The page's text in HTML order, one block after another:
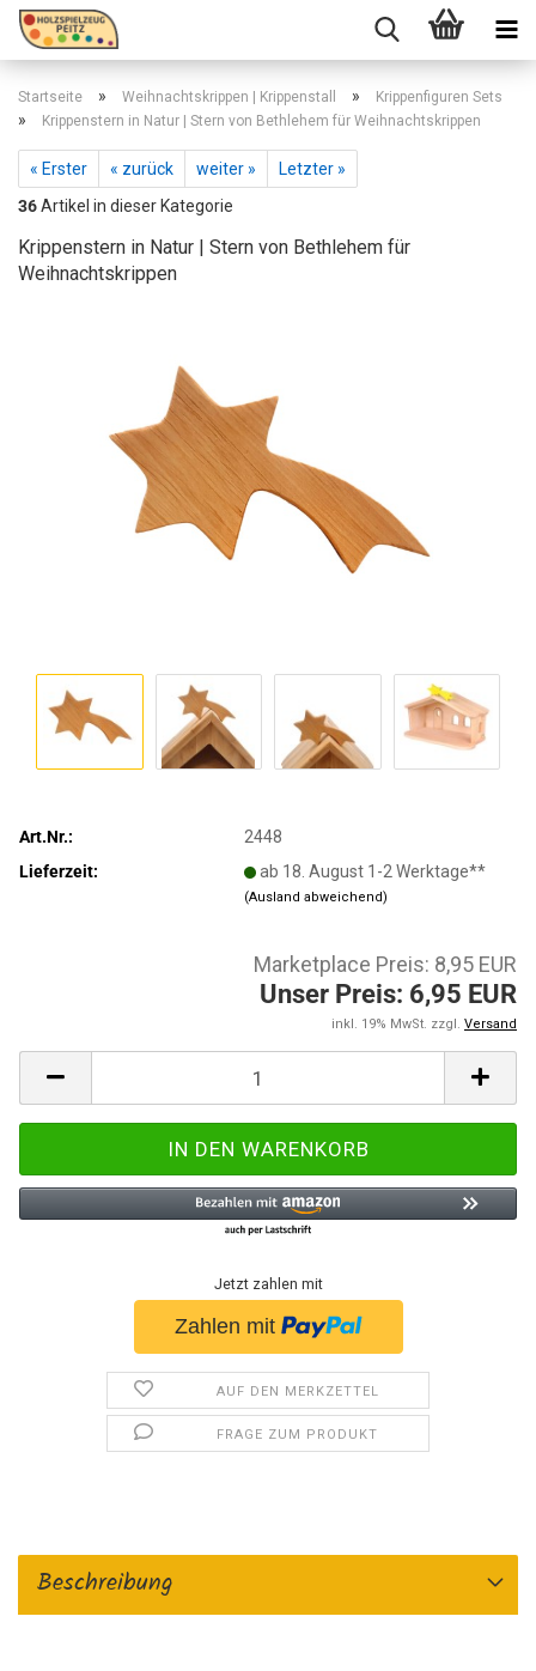
Startseite » Weihnachtskrippen | Krippenstall » Krippenfiguren Sets
» Krippenstern in Natur | Stern von Bethlehem für Weihnachtskrippen
« Erster « zurück weiter »
Letzter »
36Artikel in dieser Kategorie
Krippenstern in Natur | Stern von Bethlehem für
Weihnachtskrippen
Art.Nr.:
2448
Lieferzeit:
ab 18. August 1-2 Werktage**
(Ausland abweichend)
Marketplace Preis: 8,95 EUR
Unser Preis: 6,95 EUR
inkl. 19% MwSt. zzgl. Versand
Jetzt zahlen mit
AUF DEN MERKZETTEL
FRAGE ZUM PRODUKT
Beschreibung